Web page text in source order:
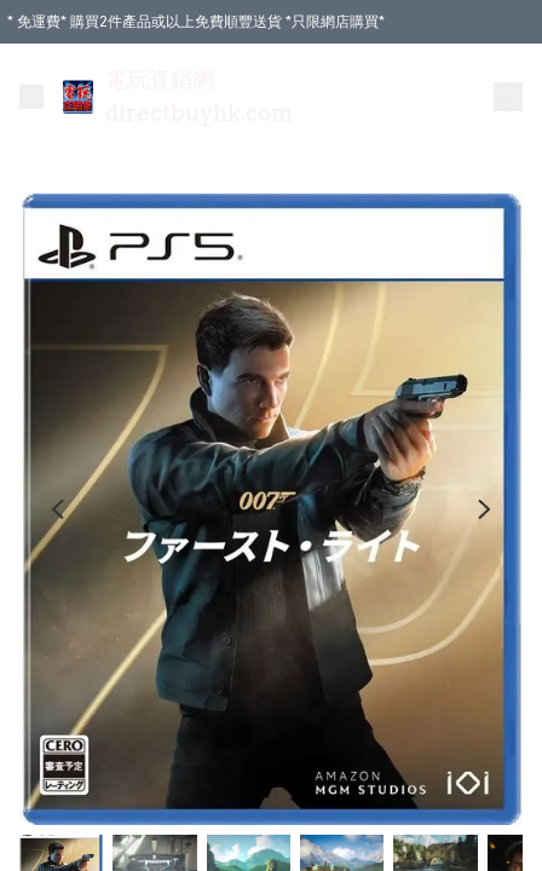
* 免運費* 購買2件產品或以上免費順豐送貨 *只限網店購買*